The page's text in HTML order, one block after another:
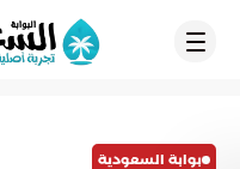
بوابة السعودية